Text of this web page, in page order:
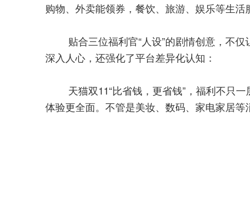
购物、外卖能领券，餐饮、旅游、娱乐等生活
贴合三位福利官“人设”的剧情创意，不仅
深入人心，还强化了平台差异化认知：
天猫双11“比省钱，更省钱”，福利不只
体验更全面。 不管是美妆、数码、家电家居